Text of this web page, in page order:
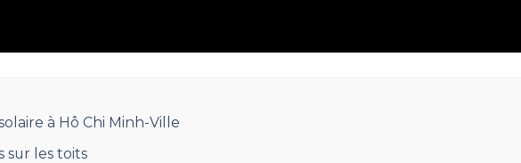
à Hô Chi Minh-Ville
sur les toits